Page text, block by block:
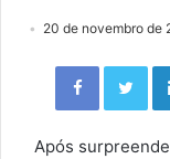
20 de novembro de
Facebook Twitter
Após